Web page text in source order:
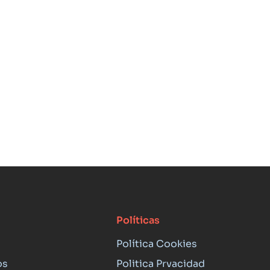
Políticas
Política Cookies
Politica Prvacidad